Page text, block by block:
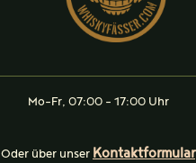
Mo-Fr, 07:00 - 17:00 Uhr
Oder über unser Kontaktformular